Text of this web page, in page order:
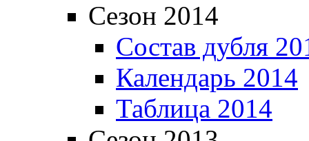
Сезон 2014
Состав дубля
Календарь 2014
Таблица 2014